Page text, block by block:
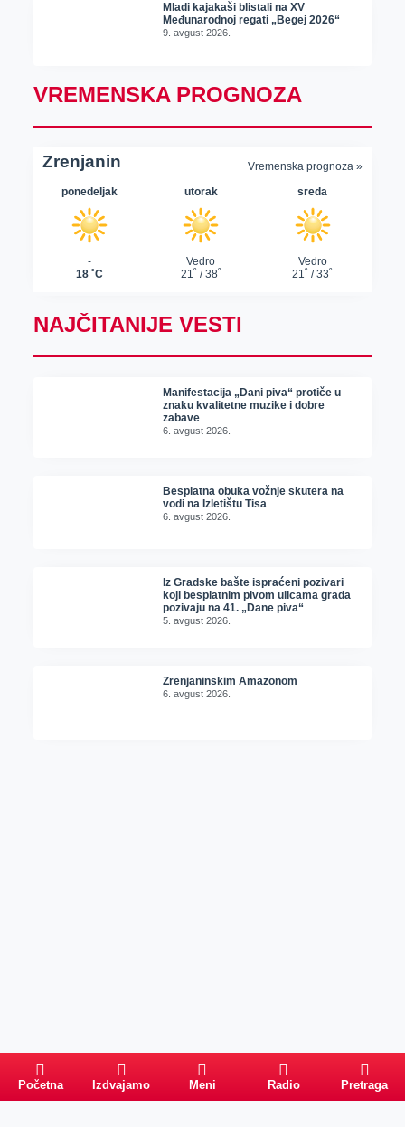
Mladi kajakaši blistali na XV
Međunarodnoj regati „Begej 2026“
9. avgust 2026.
VREMENSKA PROGNOZA
NAJČITANIJE VESTI
Manifestacija „Dani piva“ protiče u
znaku kvalitetne muzike i dobre
zabave
6. avgust 2026.
Besplatna obuka vožnje skutera na
vodi na Izletištu Tisa
6. avgust 2026.
Iz Gradske bašte ispraćeni pozivari
koji besplatnim pivom ulicama grada
pozivaju na 41. „Dane piva“
5. avgust 2026.
Zrenjaninskim Amazonom
6. avgust 2026.
Početna Izdvajamo Meni Radio Pretraga